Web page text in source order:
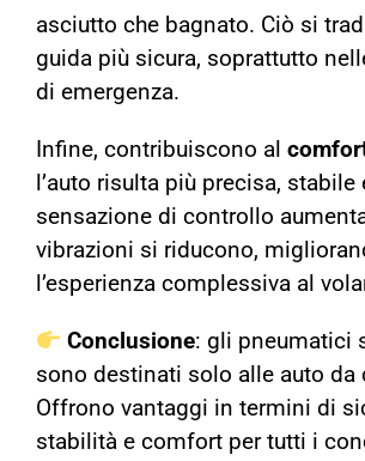
asciutto che bagnato. Ciò si
guida più sicura, soprattutto
di emergenza.
Infine, contribuiscono al
l’auto risulta più precisa, stabile
sensazione di controllo
vibrazioni si riducono,
l’esperienza complessiva al
Conclusione: gli pneumatici
sono destinati solo alle auto da
Offrono vantaggi in termini di
stabilità e comfort per tutti i